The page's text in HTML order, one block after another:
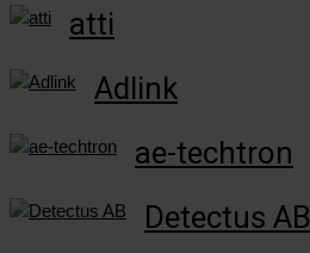
atti
Adlink
ae-techtron
Detectus AB